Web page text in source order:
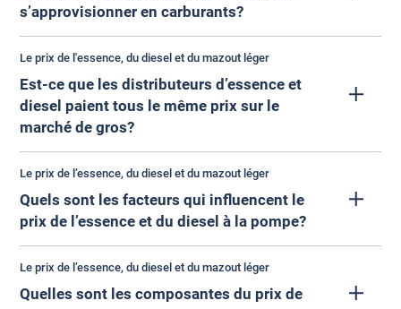
s’approvisionner en carburants?
Le coût d’acquisition pour un détaillant d’essence et de
carburant diesel correspond au prix minimal du produit à
la rampe de chargement (PMRC) auquel s’ajoutent le coût
du transport et les différentes taxes. Ce coût peut varier en
fonction de la localisation géographique de l’essencerie et
des rabais de taxes applicables à certains endroits ainsi
que des coûts de transport établis selon les distances
parcourues.
Le prix de l'essence, du diesel et du mazout léger
Est-ce que les distributeurs d’essence et
diesel paient tous le même prix sur le
marché de gros?
Comme dans bien d’autres secteurs d’activité économique,
les entreprises qui bénéficient d’un plus grand pouvoir
d’achat peuvent plus facilement négocier des escomptes
Le prix de l’essence, du diesel et du mazout léger
Quels sont les facteurs qui influencent le
prix de l’essence et du diesel à la pompe?
Le prix de l’essence, du diesel et du mazout léger
Quelles sont les composantes du prix de